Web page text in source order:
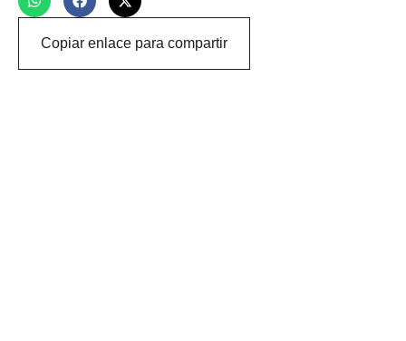
Copiar enlace para compartir